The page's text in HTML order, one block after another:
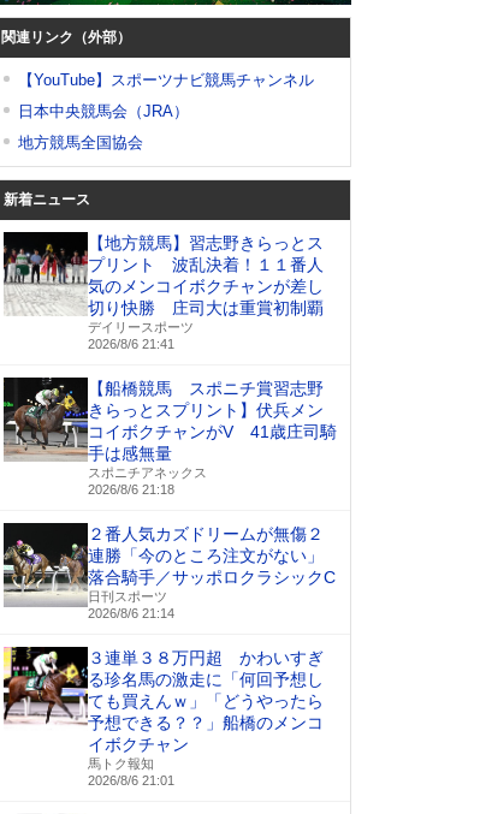
関連リンク（外部）
【YouTube】スポーツナビ競馬チャンネル
日本中央競馬会（JRA）
地方競馬全国協会
新着ニュース
【地方競馬】習志野きらっとス
プリント 波乱決着！１１番人
気のメンコイボクチャンが差し
切り快勝 庄司大は重賞初制覇
デイリースポーツ
2026/8/6 21:41
【船橋競馬 スポニチ賞習志野
きらっとスプリント】伏兵メン
コイボクチャンがV 41歳庄司騎
手は感無量
スポニチアネックス
2026/8/6 21:18
２番人気カズドリームが無傷２
連勝「今のところ注文がない」
落合騎手／サッポロクラシックC
日刊スポーツ
2026/8/6 21:14
３連単３８万円超 かわいすぎ
る珍名馬の激走に「何回予想し
ても買えんｗ」「どうやったら
予想できる？？」船橋のメンコ
イボクチャン
馬トク報知
2026/8/6 21:01